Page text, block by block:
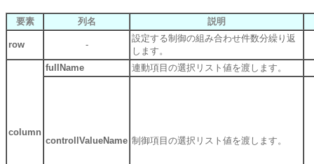
要素 列名 説明
row -
設定する制御の組み合わせ件数分繰り返
します。
column
fullName 連動項目の選択リスト値を渡します。
controllValueName 制御項目の選択リスト値を渡します。